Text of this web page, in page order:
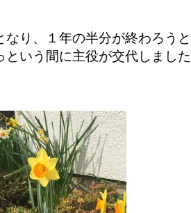
なり、１年の半分が終わろう
という間に主役が交代しまし